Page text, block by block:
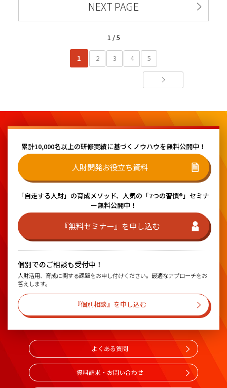
NEXT PAGE
1 / 5
1 2 3 4 5
累計10,000名以上の研修実績に基づく ノウハウを無料公開中！
人財開発お役立ち資料
「自走する人財」の育成メソッド、 人気の「7つの習慣®」セミナ
ー無料公開中！
『無料セミナー』を申し込む
個別でのご相談も受付中！
人財活用、育成に関する課題をお申し付けください。最適なアプローチをお
答えします。
『個別相談』を申し込む
よくある質問
資料請求・お問い合わせ